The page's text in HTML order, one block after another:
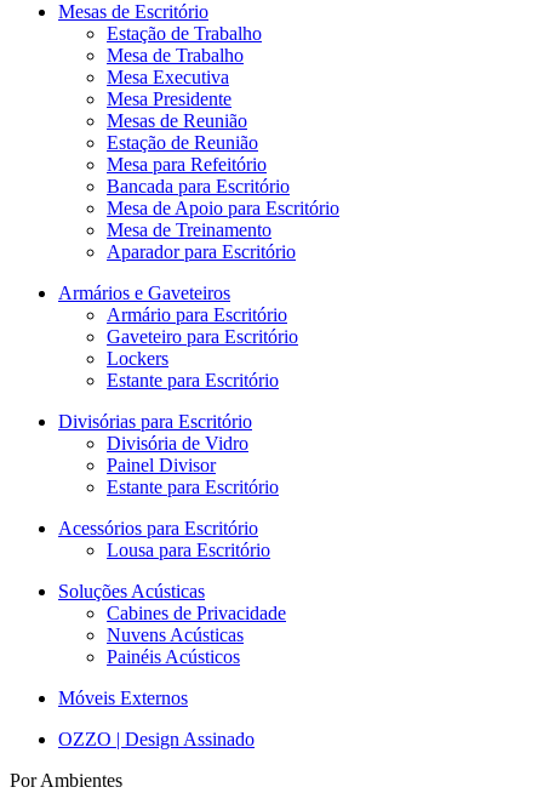
Mesas de Escritório
Estação de Trabalho
Mesa de Trabalho
Mesa Executiva
Mesa Presidente
Mesas de Reunião
Estação de Reunião
Mesa para Refeitório
Bancada para Escritório
Mesa de Apoio para Escritório
Mesa de Treinamento
Aparador para Escritório
Armários e Gaveteiros
Armário para Escritório
Gaveteiro para Escritório
Lockers
Estante para Escritório
Divisórias para Escritório
Divisória de Vidro
Painel Divisor
Estante para Escritório
Acessórios para Escritório
Lousa para Escritório
Soluções Acústicas
Cabines de Privacidade
Nuvens Acústicas
Painéis Acústicos
Móveis Externos
OZZO | Design Assinado
Por Ambientes